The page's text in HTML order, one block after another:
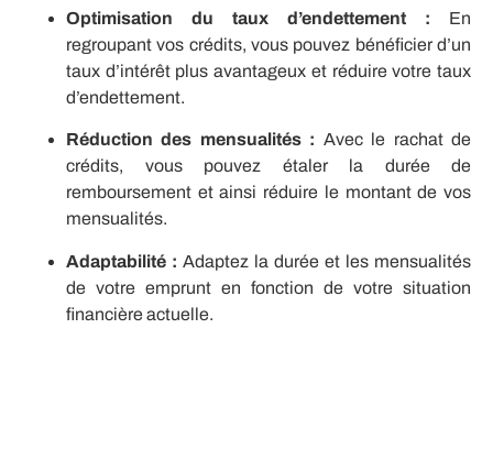
Optimisation du taux d’endettement : En
regroupant vos crédits, vous pouvez bénéficier d’un
taux d’intérêt plus avantageux et réduire votre taux
d’endettement.
Réduction des mensualités : Avec le rachat de
crédits, vous pouvez étaler la durée de
remboursement et ainsi réduire le montant de vos
mensualités.
Adaptabilité : Adaptez la durée et les mensualités
de votre emprunt en fonction de votre situation
financière actuelle.